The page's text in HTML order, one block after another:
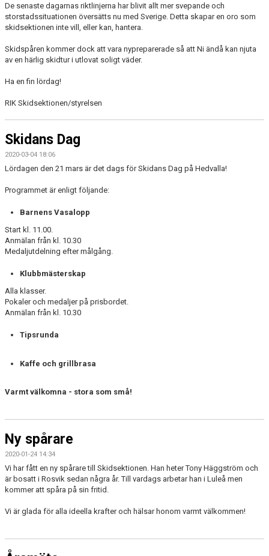
De senaste dagarnas riktlinjerna har blivit allt mer svepande och
storstadssituationen översätts nu med Sverige. Detta skapar en oro som
skidsektionen inte vill, eller kan, hantera.
Skidspåren kommer dock att vara nypreparerade så att Ni ändå kan njuta
av en härlig skidtur i utlovat soligt väder.
Ha en fin lördag!
RIK Skidsektionen/styrelsen
Skidans Dag
2020-03-04 18:06
Lördagen den 21 mars är det dags för Skidans Dag på Hedvalla!
Programmet är enligt följande:
Barnens Vasalopp
Start kl. 11.00.
Anmälan från kl. 10.30
Medaljutdelning efter målgång.
Klubbmästerskap
Alla klasser.
Pokaler och medaljer på prisbordet.
Anmälan från kl. 10.30
Tipsrunda
Kaffe och grillbrasa
Varmt välkomna - stora som små!
Ny spårare
2020-01-24 14:34
Vi har fått en ny spårare till Skidsektionen. Han heter Tony Häggström och
är bosatt i Rosvik sedan några år. Till vardags arbetar han i Luleå men
kommer att spåra på sin fritid.
Vi är glada för alla ideella krafter och hälsar honom varmt välkommen!